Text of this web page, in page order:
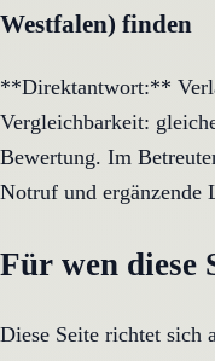
Westfalen) finden
**Direktantwort:**
Vergleichbarkeit:
Bewertung. Im
Notruf und ergänzende
Für wen diese
Diese Seite richtet sich